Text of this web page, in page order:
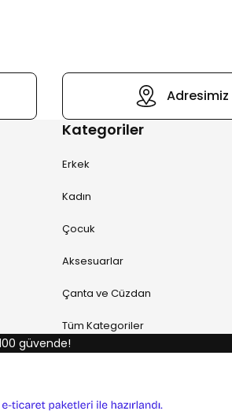
Adresimiz
Kategoriler
Erkek
Kadın
Çocuk
Aksesuarlar
Çanta ve Cüzdan
Tüm Kategoriler
güvende!
ideasoft e-